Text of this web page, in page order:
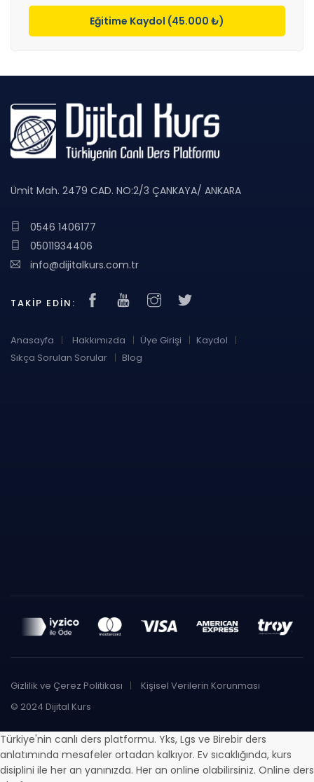
Eğitime Kaydol (45.000 ₺)
Ümit Mah. 2479 CAD. NO:2/3 ÇANKAYA/ ANKARA
0546 1406177
05011934406
info@dijitalkurs.com.tr
TAKIP EDIN:
Anasayfa Hakkımızda Üye Girişi
Kaydol
Sıkça Sorulan Sorular
Blog
Gizlilik ve Çerez Politikası
Kişisel Verilerin Korunması
© 2024 Dijital Kurs
Türkiye'nin canlı ders platformu. Yks, Lgs ve Birebir ders
anlatımında mesafeler ortadan kalkıyor. Ev sıcaklığında, kurs
disiplini ile her an yanınızda. Her an online olabilirsiniz. Online ders